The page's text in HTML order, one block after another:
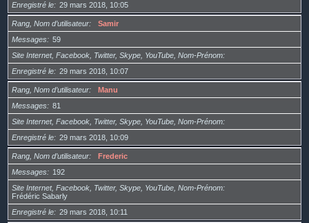
Enregistré le
29 mars 2018, 10:05
Rang, Nom d’utilisateur
Samir
Messages
59
Site Internet, Facebook, Twitter, Skype, YouTube, Nom-Prénom
Enregistré le
29 mars 2018, 10:07
Rang, Nom d’utilisateur
Manu
Messages
81
Site Internet, Facebook, Twitter, Skype, YouTube, Nom-Prénom
Enregistré le
29 mars 2018, 10:09
Rang, Nom d’utilisateur
Frederic
Messages
192
Site Internet, Facebook, Twitter, Skype, YouTube, Nom-Prénom
Frédéric Sabarly
Enregistré le
29 mars 2018, 10:11